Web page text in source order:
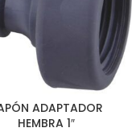
ADAPTADOR
HEMBRA 1″